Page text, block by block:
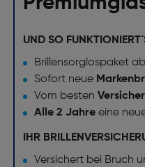
UND SO
Brillensorglospaket
Sofort neue
Vom besten
Alle 2 Jahreeine
IHR
Versichert bei Bruch